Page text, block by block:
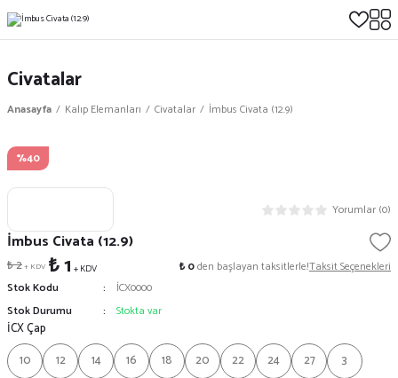
Civatalar
Anasayfa Kalıp Elemanları Civatalar İmbus Civata (12.9)
%40
Yorumlar (0)
İmbus Civata (12.9)
₺ 2+ KDV ₺ 1 + KDV ₺ 0den başlayan taksitlerle!Taksit Seçenekleri
Stok Kodu
İCX0000
Stok Durumu
Stokta var
İCX Çap
10
12 14 16 18 20 22 24 27
3